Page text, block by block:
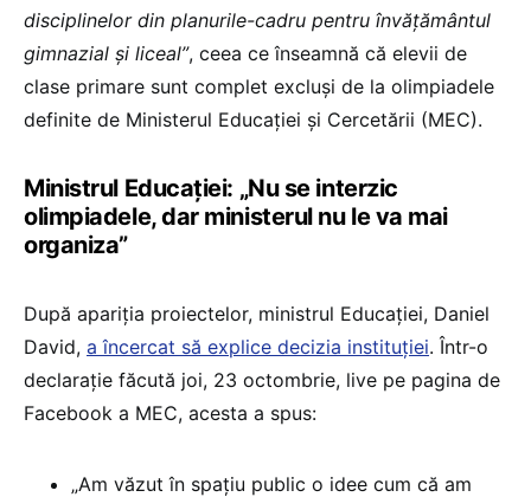
disciplinelor din planurile-cadru pentru învățământul
gimnazial și liceal”, ceea ce înseamnă că elevii de
clase primare sunt complet excluși de la olimpiadele
definite de Ministerul Educației și Cercetării (MEC).
Ministrul Educației: „Nu se interzic
olimpiadele, dar ministerul nu le va mai
organiza”
După apariția proiectelor, ministrul Educației, Daniel
David, a încercat să explice decizia instituției. Într-o
declarație făcută joi, 23 octombrie, live pe pagina de
Facebook a MEC, acesta a spus:
„Am văzut în spațiu public o idee cum că am